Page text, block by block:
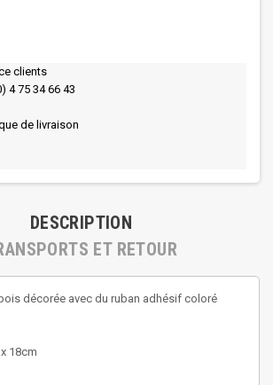
clients
4 75 34 66 43
de livraison
DESCRIPTION
ET RETOUR
décorée avec du ruban adhésif coloré
18cm